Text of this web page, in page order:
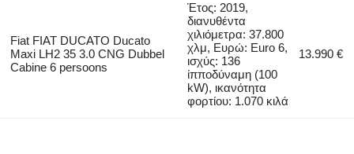
Fiat FIAT DUCATO Ducato
Maxi LH2 35 3.0 CNG Dubbel
Cabine 6 persoons
Έτος: 2019,
διανυθέντα
χιλιόμετρα: 37.800
χλμ, Ευρώ: Euro 6,
ισχύς: 136
ίπποδύναμη (100
kW), ικανότητα
φορτίου: 1.070 κιλά
13.990 €